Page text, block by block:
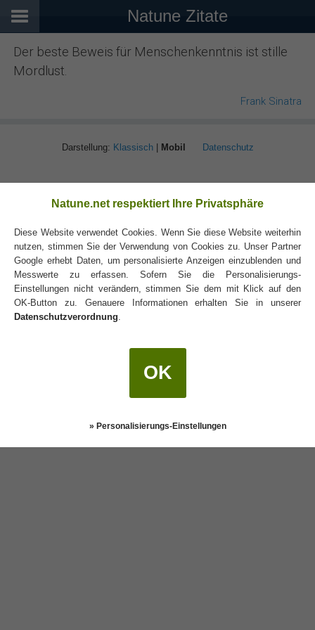
Natune Zitate
Der beste Beweis für Menschenkenntnis ist stille
Mordlust.
Frank Sinatra
Darstellung: Klassisch| Mobil Datenschutz
Natune.net respektiert Ihre Privatsphäre
Diese Website verwendet Cookies. Wenn Sie diese Website weiterhin
nutzen, stimmen Sie der Verwendung von Cookies zu. Unser Partner
Google erhebt Daten, um personalisierte Anzeigen einzublenden und
Messwerte zu erfassen. Sofern Sie die Personalisierungs-
Einstellungen nicht verändern, stimmen Sie dem mit Klick auf den
OK-Button zu. Genauere Informationen erhalten Sie in unserer
Datenschutzverordnung.
OK
» Personalisierungs-Einstellungen